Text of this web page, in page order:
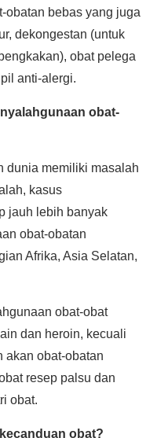
obatan bebas yang juga
dekongestan (untuk
obat pelega
anti-alergi.
obat-
dunia memiliki masalah
kasus
jauh lebih banyak
obat-obatan
Afrika, Asia Selatan,
obat-obat
dan heroin, kecuali
akan obat-obatan
resep palsu dan
obat.
obat?